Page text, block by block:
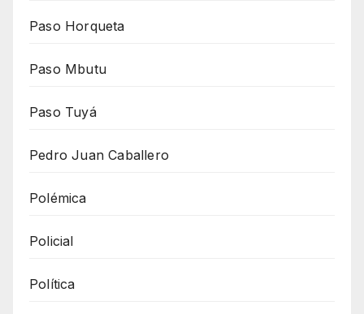
Paso Horqueta
Paso Mbutu
Paso Tuyá
Pedro Juan Caballero
Polémica
Policial
Política